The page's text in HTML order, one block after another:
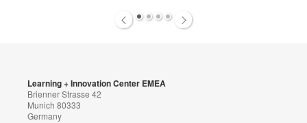
1 2 3 4
Learning + Innovation Center EMEA
Brienner Strasse 42
Munich 80333
Germany